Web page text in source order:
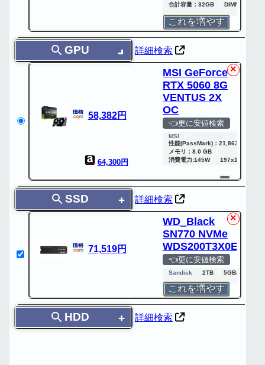
合計容量：32GB
DIMM DDR5
これを増やす
GPU 詳細検索
58,382円
MSI GeForce
RTX 5060 8G
VENTUS 2X
OC
👈更に安値検索
MSI
性能(PassMark)：21,863
メモリ：8.0 GB
消費電力:145W
✕
64,300円
SSD 詳細検索
71,519円
WD_Black
SN770 NVMe
WDS200T3X0E
👈更に安値検索
Sandisk 2TB 5GB/s
✕
これを増やす
HDD 詳細検索